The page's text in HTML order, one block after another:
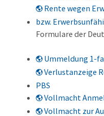
Rente wegen
bzw.
Formulare der
Ummeldung 1-
Verlustanzeige
PBS
Vollmacht
Vollmacht zur